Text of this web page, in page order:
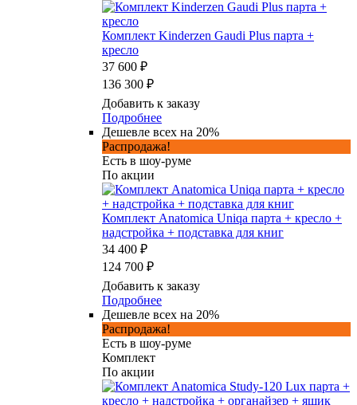
Комплект Kinderzen Gaudi Plus парта +
кресло
37 600 ₽
136 300 ₽
Добавить к заказу
Подробнее
Дешевле всех на 20%
Распродажа!
Есть в шоу-руме
По акции
Комплект Anatomica Uniqa парта + кресло +
надстройка + подставка для книг
34 400 ₽
124 700 ₽
Добавить к заказу
Подробнее
Дешевле всех на 20%
Распродажа!
Есть в шоу-руме
Комплект
По акции